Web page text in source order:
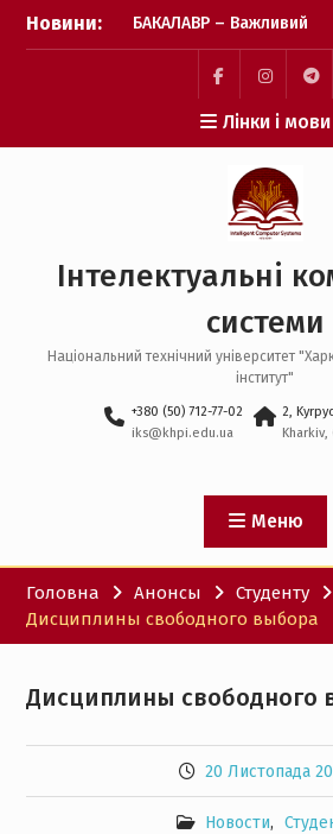
Перейти
Новини:
БАКАЛАВР – Важливий
крок зроблено!
успіху кожному вступнику
Фінішна пряма подачі
заявок: перевіряємо, чи
все готово 📑✨
Пауза на каву: що
відбувається після
заявок? ☕️✨
Пункт
меню
Пункт
меню
Лінки і мови
Інтелектуальні
системи
Національний технічний університет
інститут"
+380 (50) 712-77-02
iks@khpi.edu.ua
2,
Kharkiv,
Меню
Головна Анонсы
Студенту
Дисциплины свободного выбора
Дисциплины свободного
20 Листопада
Новости,